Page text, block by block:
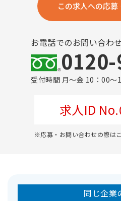
この求人への応募
お電話でのお問い合わせ
受付時間 月～金 10：00～
求人ID
※応募・お問い合わせの際は
同じ企業